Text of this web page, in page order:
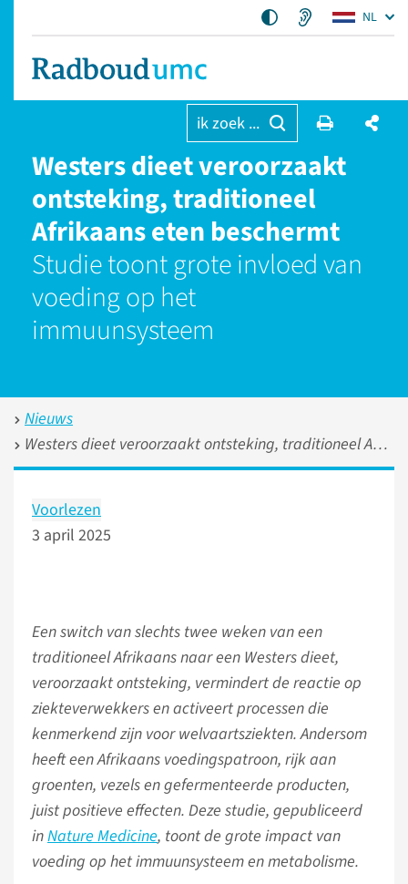
NL
ik zoek ...
Westers dieet veroorzaakt
ontsteking, traditioneel
Afrikaans eten beschermt
Studie toont grote invloed van
voeding op het
immuunsysteem
Nieuws
Westers dieet veroorzaakt ontsteking, traditioneel Afrikaans eten beschermt
Voorlezen
3 april 2025
Een switch van slechts twee weken van een
traditioneel Afrikaans naar een Westers dieet,
veroorzaakt ontsteking, vermindert de reactie op
ziekteverwekkers en activeert processen die
kenmerkend zijn voor welvaartsziekten. Andersom
heeft een Afrikaans voedingspatroon, rijk aan
groenten, vezels en gefermenteerde producten,
juist positieve effecten. Deze studie, gepubliceerd
inNature Medicine, toont de grote impact van
voeding op het immuunsysteem en metabolisme.